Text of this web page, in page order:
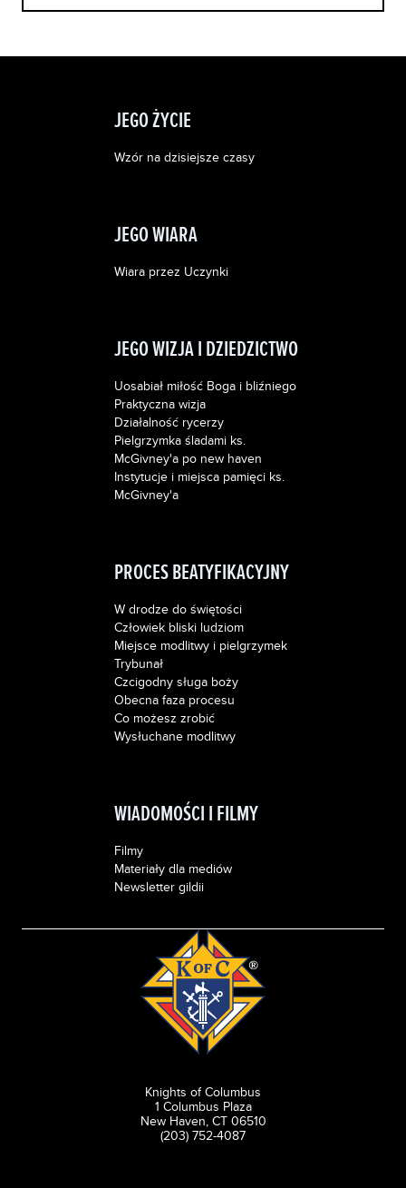
JEGO ŻYCIE
Wzór na dzisiejsze czasy
JEGO WIARA
Wiara przez Uczynki
JEGO WIZJA I DZIEDZICTWO
Uosabiał miłość Boga i bliźniego
Praktyczna wizja
Działalność rycerzy
Pielgrzymka śladami ks.
McGivney'a po new haven
Instytucje i miejsca pamięci ks.
McGivney'a
PROCES BEATYFIKACYJNY
W drodze do świętości
Człowiek bliski ludziom
Miejsce modlitwy i pielgrzymek
Trybunał
Czcigodny sługa boży
Obecna faza procesu
Co możesz zrobić
Wysłuchane modlitwy
WIADOMOŚCI I FILMY
Filmy
Materiały dla mediów
Newsletter gildii
Knights of Columbus
1 Columbus Plaza
New Haven, CT 06510
(203) 752-4087